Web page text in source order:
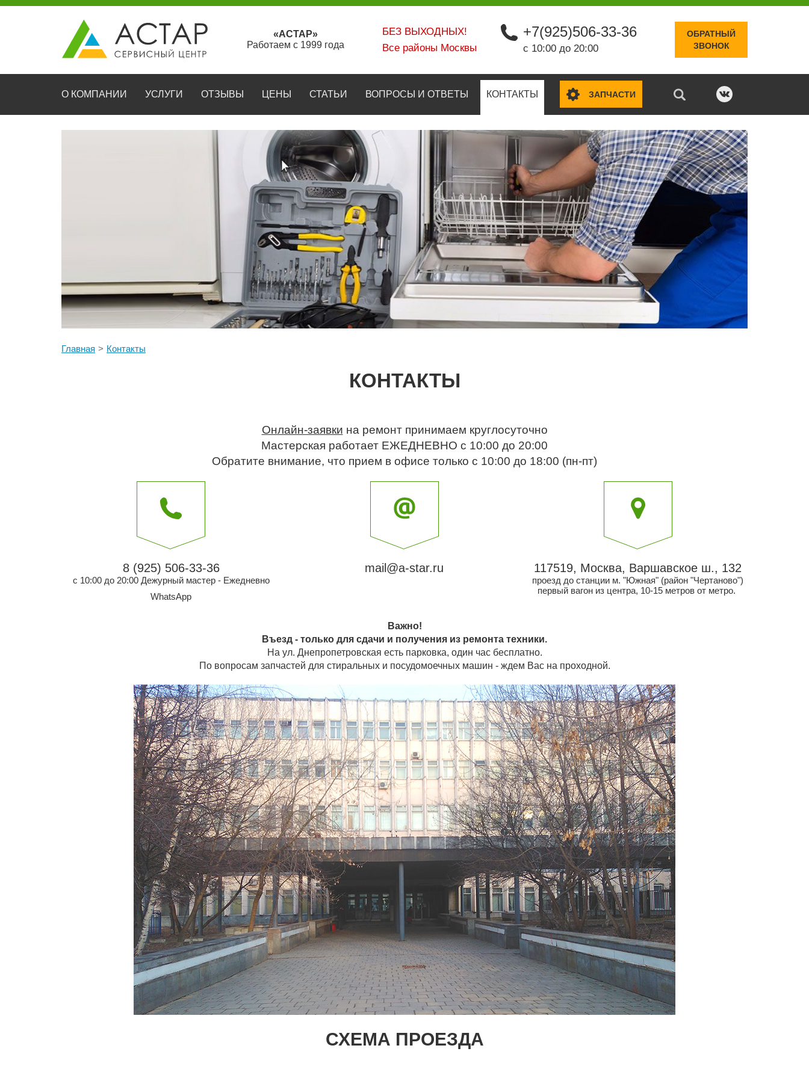
«АСТАР»
Работаем с 1999 года
БЕЗ ВЫХОДНЫХ!
Все районы Москвы
+7(925)506-33-36
с 10:00 до 20:00
ОБРАТНЫЙ
ЗВОНОК
О КОМПАНИИ УСЛУГИ ОТЗЫВЫ ЦЕНЫ СТАТЬИ ВОПРОСЫ И ОТВЕТЫ КОНТАКТЫ ЗАПЧАСТИ
Главная Контакты
КОНТАКТЫ
Онлайн-заявки на ремонт принимаем круглосуточно
Мастерская работает ЕЖЕДНЕВНО c 10:00 до 20:00
Обратите внимание, что прием в офисе только с 10:00 до 18:00 (пн-пт)
8 (925) 506-33-36
с 10:00 до 20:00 Дежурный мастер - Ежедневно
WhatsApp
mail@a-star.ru 117519, Москва, Варшавское ш., 132
проезд до станции м. "Южная" (район "Чертаново")
первый вагон из центра, 10-15 метров от метро.
Важно!
Въезд - только для сдачи и получения из ремонта техники.
На ул. Днепропетровская есть парковка, один час бесплатно.
По вопросам запчастей для стиральных и посудомоечных машин - ждем Вас на проходной.
СХЕМА ПРОЕЗДА